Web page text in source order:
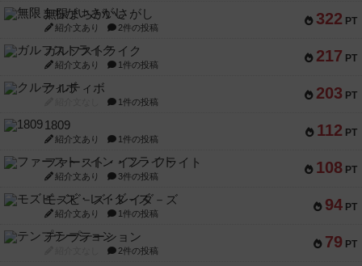
322 PT
無限まちがいさがし
紹介文あり 2件の投稿
217 PT
ガルフストライク
紹介文あり 1件の投稿
203 PT
クルティボ
1件の投稿
112 PT
1809
紹介文あり 1件の投稿
108 PT
ファースト・イン・フライト
紹介文あり 3件の投稿
94 PT
モズビ－ズ・レイダ－ズ
紹介文あり 1件の投稿
79 PT
テンプテーション
2件の投稿